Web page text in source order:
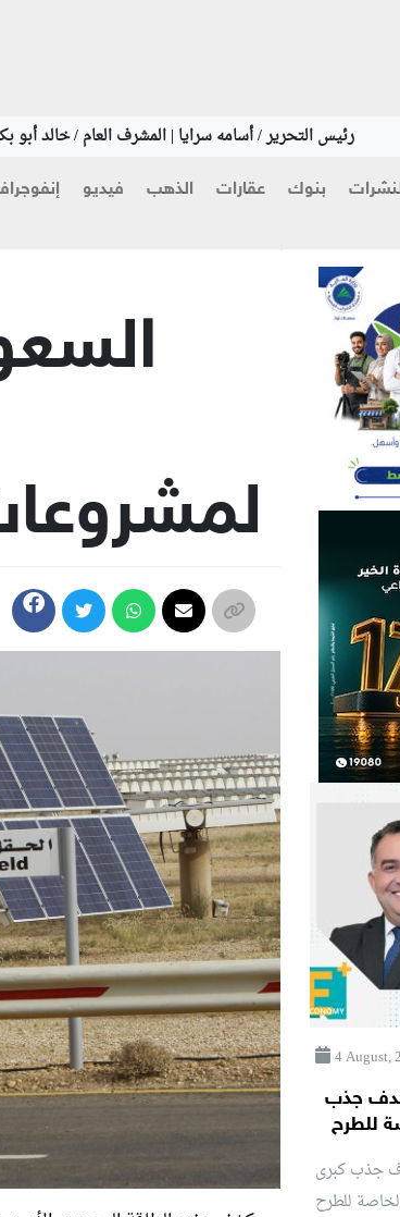
رئيس التحرير / أسامه سرايا | المشرف العام / خالد أبو
فيديو الذهب عقارات بنوك
4 August,
جذب
للطرح
جذب كبرى
للطرح